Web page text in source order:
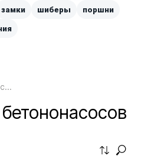
замки шиберы поршни
Запчасти для бетононасосов